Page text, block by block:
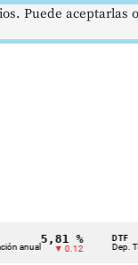
5,81 %
▼ 0.12
DTF
Dep. Término
Puede aceptarlas